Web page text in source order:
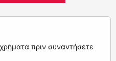
πριν συναντήσετε